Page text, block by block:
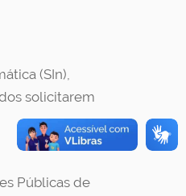
(SIn),
solicitarem
Públicas de